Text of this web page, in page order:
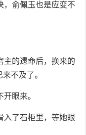
，俞佩玉也是应变不
主的遗命后，换来的
不及了。
眼来。
入了石柜里，等她眼